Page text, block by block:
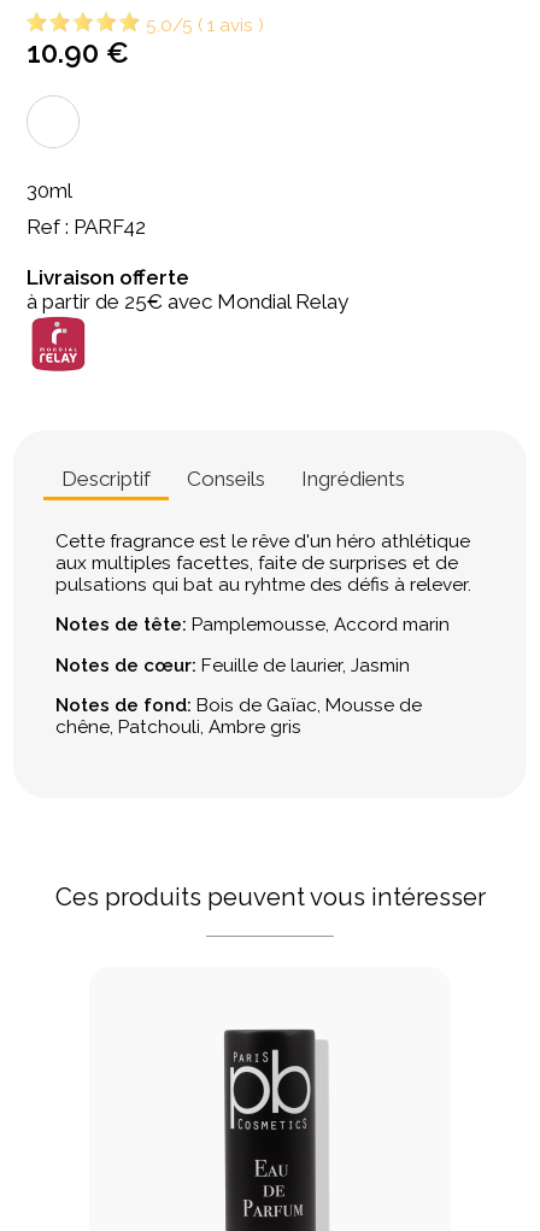
5.0/5 ( 1 avis )
10.90 €
30ml
Ref : PARF42
Livraison offerte
à partir de 25€ avec Mondial Relay
Descriptif Conseils Ingrédients
Cette fragrance est le rêve d'un héro athlétique
aux multiples facettes, faite de surprises et de
pulsations qui bat au ryhtme des défis à relever.
Notes de tête: Pamplemousse, Accord marin
Notes de cœur:Feuille de laurier, Jasmin
Notes de fond:Bois de Gaïac, Mousse de
chêne, Patchouli, Ambre gris
Ces produits peuvent vous intéresser